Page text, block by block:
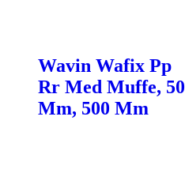
Wavin Wafix Pp
Rr Med Muffe, 50
Mm, 500 Mm